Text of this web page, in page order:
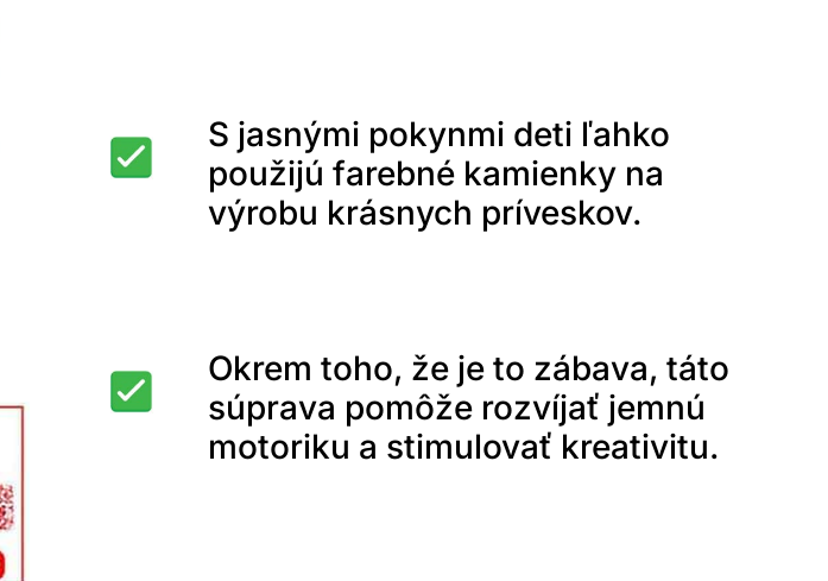
S jasnými pokynmi deti ľahko
použijú farebné kamienky na
výrobu krásnych príveskov.
Okrem toho, že je to zábava, táto
súprava pomôže rozvíjať jemnú
motoriku a stimulovať kreativitu.